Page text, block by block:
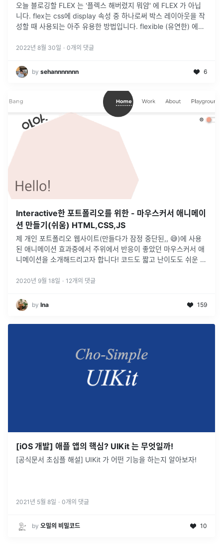
오늘 블로깅할 FLEX 는 '플렉스 해버렸지 뭐얌' 에 FLEX 가 아닙
니다. flex는 css에 display 속성 중 하나로써 박스 레이아웃을 작
성할 때 사용되는 아주 유용한 방법입니다. flexible (유연한) 에서
2022년 8월 30일 · 0개의 댓글
by sehannnnnnn 6
Interactive한 포트폴리오를 위한 - 마우스커서 애니메이
션 만들기(쉬움) HTML,CSS,JS
제 개인 포트폴리오 웹사이트(만들다가 잠정 중단된,, 😅)에 사용
된 애니메이션 효과중에서 주위에서 반응이 좋았던 마우스커서 애
니메이션을 소개해드리고자 합니다! 코드도 짧고 난이도도 쉬운 편
2020년 9월 18일 · 12개의 댓글
by Ina 159
[iOS 개발] 애플 앱의 핵심? UIKit 는 무엇일까!
[공식문서 초심플 해설] UIKit 가 어떤 기능을 하는지 알아보자!
2021년 5월 8일 · 0개의 댓글
by 오밀의 비밀코드 10